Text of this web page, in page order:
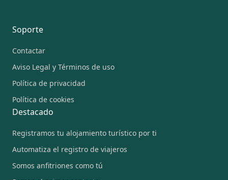
Soporte
Contactar
Aviso Legal y Términos de uso
Política de privacidad
Política de cookies
Destacado
Registramos tu alojamiento turístico por ti
Automatiza el registro de viajeros
Somos anfitriones como tú